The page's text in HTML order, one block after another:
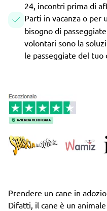
24, incontri prima di
Parti in vacanza o per
bisogno di
volontari sono la
le passeggiate del tuo
Prendere un cane in
Difatti, il cane è un